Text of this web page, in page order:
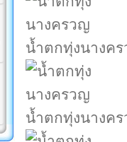
น้ำตกทุ่งนางค
น้ำตกทุ่งนางค